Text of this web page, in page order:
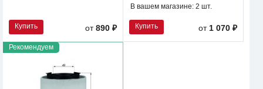
Купить от890 ₽
В вашем магазине: 2 шт.
Купить от 1 070 ₽
Рекомендуем